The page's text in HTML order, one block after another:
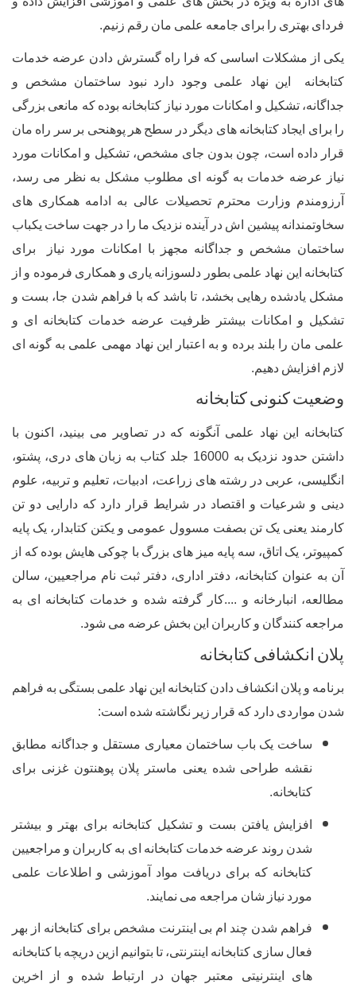
را برایجامعه علمی مانرقم زنیم.
اساسی که فرا راه گسترش دادن عرضه خدمات
این نهاد علمی وجود دارد نبود ساختمان مشخص
و
وامکاناتمورد نیازکتابخانه بوده که مانعیبزرگی
کتابخانه های دیگردر سطح هر پوهنحیبرسرراهمان
چون بدون جای مشخص، تشکیل و امکانات مورد
خدمات به گونه ای مطلوب مشکل به نظر می
رسد،
وزارت محترم تحصیلات عالی به ادامه همکاری های
پیشیناش درآیندهنزدیکمارا در جهتساخت یکباب
و جداگانه مجهز با امکانات مورد نیاز
برای
نهادعلمی بطوردلسوزانهیاری وهمکاری فرمودهو از
رهایی بخشد، تا باشد که با فراهم شدن جا، بست و
بیشتر ظرفیت عرضه خدمات کتابخانه ای و
بلند برده و اعتبار این نهاد مهمی علمی به گونه ای
دهیم
کنونیکتابخانه
نهاد علمی آنگونه که در تصاویر می بینید، اکنون با
نزدیک به16000جلد کتاب به زبان های دری، پشتو،
در رشته های زراعت، ادبیات، تعلیم و تربیه، علوم
و اقتصاد در شرایط قرار دارد که دارایی دو تن
یک تن بصفت مسوول عمومی و یکتن کتابدار، یک پایه
اتاق، سه پایه میز های بزرگ با چوکی هایش بوده که از
کتابخانه، دفتر اداری، دفتر ثبت نام مراجعیین، سالن
و....کار گرفته شده و خدمات کتابخانه ای به
وکاربراناین بخش عرضه میشود
کتابخانه
انکشاف دادن کتابخانه این نهادعلمی بستگی بهفراهم
دارد که قرار زیر نگاشته شده است:
یک باب ساختمان معیاری مستقل و جداگانه مطابق
طراحی شده یعنی ماستر پلان پوهنتون غزنی برای
یافتن بست و تشکیل کتابخانه برای بهتر و بیشتر
عرضه خدماتکتابخانه ایبهکاربران و مراجعیین
برای دریافت مواد آموزشی و اطلاعات
علمی
شانمراجعه می نمایند.
شدن چند ام بی اینترنت مشخص برای کتابخانه از
بهر
کتابخانهاینترنتی،تابتوانیم ازیندریچهبا کتابخانه
اینترنیتی معتبر جهان در ارتباط شده و از
اخرین